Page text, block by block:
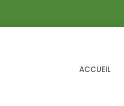
ACCUEIL